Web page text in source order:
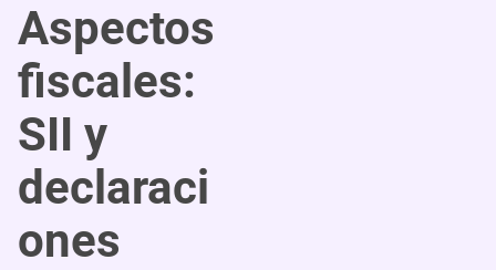
Aspectos
fiscales:
SII y
declaraci
ones